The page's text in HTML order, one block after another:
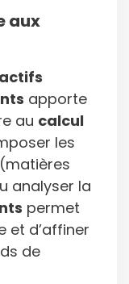
aux
actifs
apporte
au calcul
les
(matières
analyser la
permet
et d’affiner
de